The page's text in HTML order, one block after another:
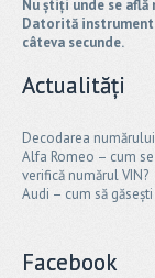
Nu știți unde se află
Datorită
câteva secunde.
Actualități
Decodarea
Alfa Romeo – cum
verifică numărul VIN?
Audi – cum să
Facebook